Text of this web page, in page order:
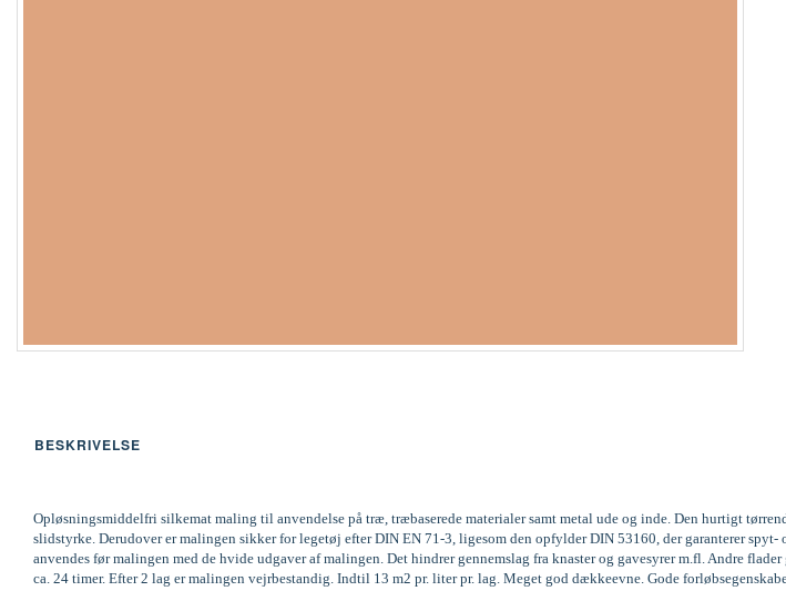
BESKRIVELSE
Opløsningsmiddelfri silkemat maling til anvendelse på træ, træbaserede materialer samt metal ude og inde. Den hurtigt
slidstyrke. Derudover er malingen sikker for legetøj efter DIN EN 71-3, ligesom den opfylder DIN 53160, der garanterer
anvendes før malingen med de hvide udgaver af malingen. Det hindrer gennemslag fra knaster og gavesyrer m.fl. Andre
ca. 24 timer. Efter 2 lag er malingen vejrbestandig. Indtil 13 m2 pr. liter pr. lag. Meget god dækkeevne. Gode